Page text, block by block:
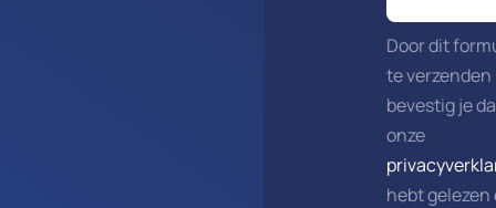
Door dit
te verzenden
bevestig je
onze
hebt gelezen